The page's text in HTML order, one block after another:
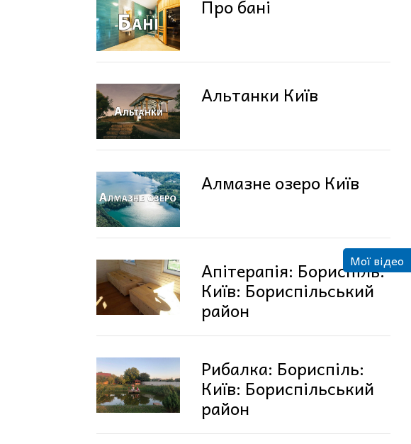
Про бані
Альтанки Київ
Алмазне озеро Київ
Апітерапія: Бориспіль:
Київ: Бориспільський
район
Рибалка: Бориспіль:
Київ: Бориспільський
район
Мої відео